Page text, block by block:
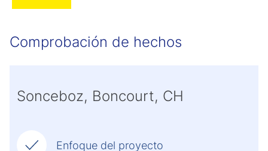
Comprobación de hechos
Sonceboz, Boncourt, CH
Enfoque del proyecto